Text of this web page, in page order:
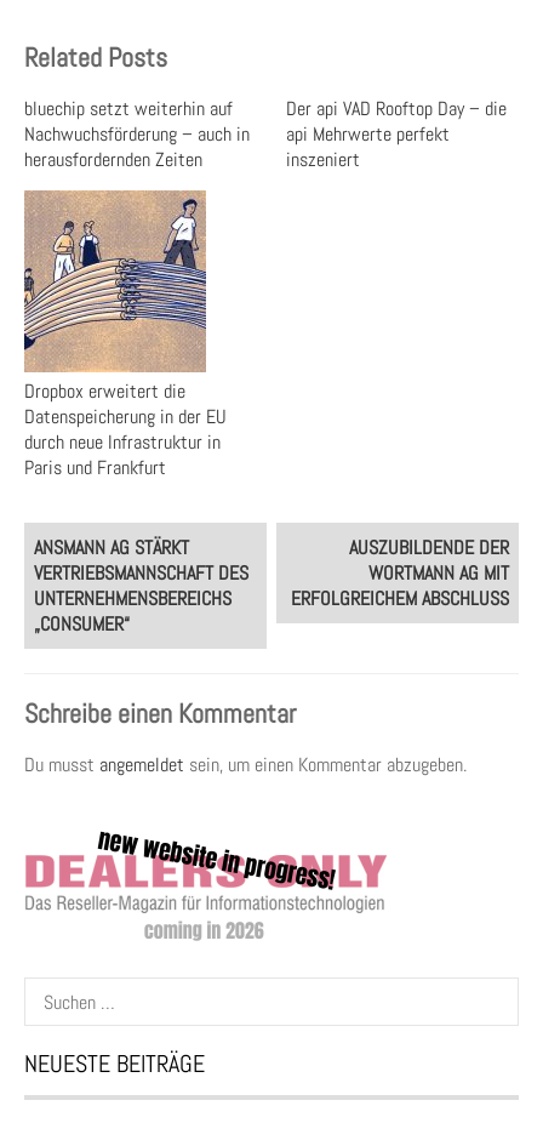
Related Posts
bluechip setzt weiterhin auf
Nachwuchsförderung – auch in
herausfordernden Zeiten
Der api VAD Rooftop Day – die
api Mehrwerte perfekt
inszeniert
Dropbox erweitert die
Datenspeicherung in der EU
durch neue Infrastruktur in
Paris und Frankfurt
Post
navigation
ANSMANN AG STÄRKT
VERTRIEBSMANNSCHAFT DES
UNTERNEHMENSBEREICHS
„CONSUMER“
AUSZUBILDENDE DER
WORTMANN AG MIT
ERFOLGREICHEM ABSCHLUSS
Schreibe einen Kommentar
Du musst angemeldet sein, um einen Kommentar abzugeben.
Suchen
nach:
NEUESTE BEITRÄGE